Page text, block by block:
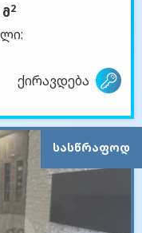
2
ქირავდება
ᲡᲐᲡᲬᲠᲐᲤᲝᲓ